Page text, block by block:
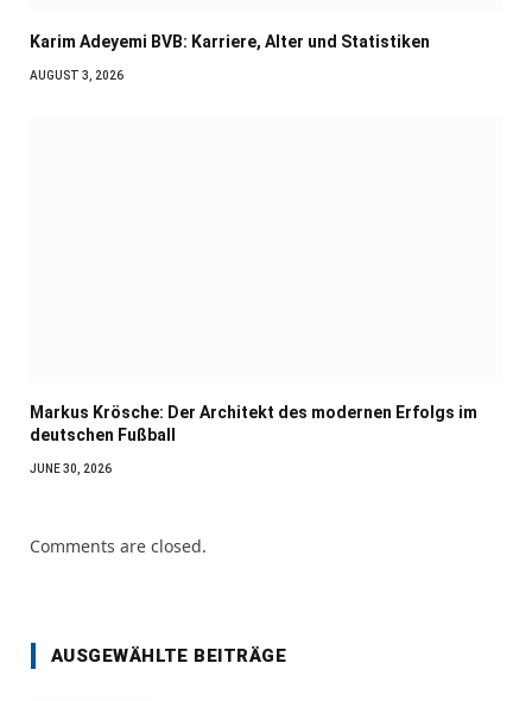
Karim Adeyemi BVB: Karriere, Alter und Statistiken
AUGUST 3, 2026
Markus Krösche: Der Architekt des modernen Erfolgs im
deutschen Fußball
JUNE 30, 2026
Comments are closed.
AUSGEWÄHLTE BEITRÄGE